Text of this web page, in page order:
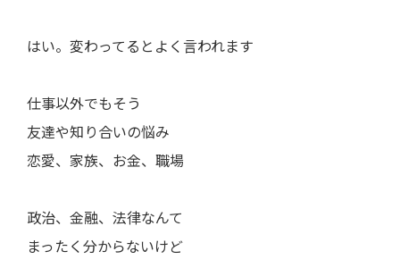
はい。変わってるとよく言われます
仕事以外でもそう
友達や知り合いの悩み
恋愛、家族、お金、職場
政治、金融、法律なんて
まったく分からないけど